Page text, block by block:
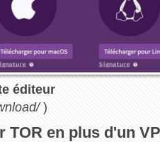
éditeur
)
en plus d'un